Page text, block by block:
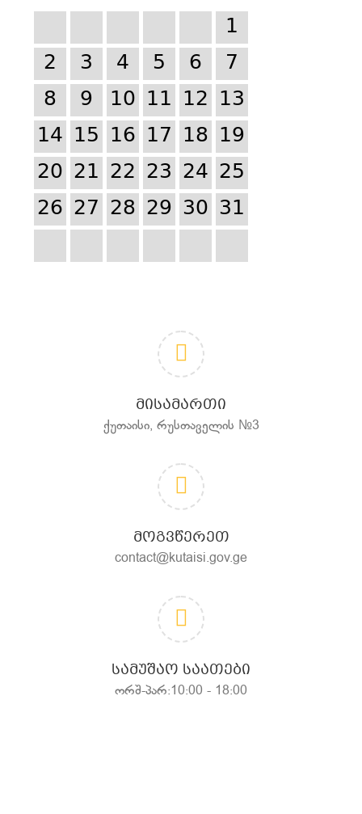
1
2
3 4 5 6
7
8
9 10 11 12 13
14 15 16 17 18 19
20 21 22 23 24 25
26 27 28 29 30 31
ᲛᲘᲡᲐᲛᲐᲠᲗᲘ
ქუთაისი, რუსთაველის №3
ᲛᲝᲒᲕᲬᲔᲠᲔᲗ
contact@kutaisi.gov.ge
ᲡᲐᲛᲣᲨᲐᲝ ᲡᲐᲐᲗᲔᲑᲘ
ორშ-პარ:10:00 - 18:00